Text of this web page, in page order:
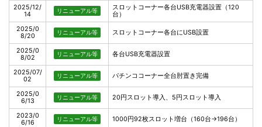
2025/12/
14
リニューアル等
スロットコーナー各台USB充電器設置（120
台）
2025/0
8/20
リニューアル等 スロットコーナー各台にUSB設置
2025/0
8/02
リニューアル等 各台USB充電器設置
2025/07/
02
リニューアル等 パチンココーナー全台肘置き完備
2025/0
6/13
リニューアル等 20円スロット導入、5円スロット導入
2023/0
6/16
リニューアル等 1000円92枚スロット増台（160台→196台）